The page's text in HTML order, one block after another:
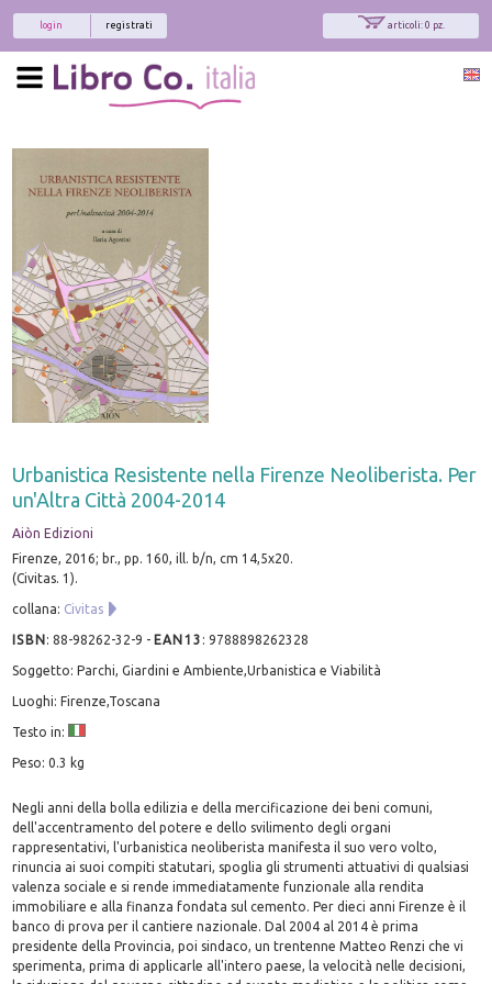
articoli: 0 pz.
registrati
login
Urbanistica Resistente nella Firenze Neoliberista. Per
un'Altra Città 2004-2014
Aiòn Edizioni
Firenze, 2016; br., pp. 160, ill. b/n, cm 14,5x20.
(Civitas. 1).
collana: Civitas
ISBN:88-98262-32-9 - EAN13 :9788898262328
Soggetto: Parchi, Giardini e Ambiente,Urbanistica e Viabilità
Luoghi: Firenze,Toscana
Testo in:
Peso: 0.3 kg
Negli anni della bolla edilizia e della mercificazione dei beni comuni,
dell'accentramento del potere e dello svilimento degli organi
rappresentativi, l'urbanistica neoliberista manifesta il suo vero volto,
rinuncia ai suoi compiti statutari, spoglia gli strumenti attuativi di qualsiasi
valenza sociale e si rende immediatamente funzionale alla rendita
immobiliare e alla finanza fondata sul cemento. Per dieci anni Firenze è il
banco di prova per il cantiere nazionale. Dal 2004 al 2014 è prima
presidente della Provincia, poi sindaco, un trentenne Matteo Renzi che vi
sperimenta, prima di applicarle all'intero paese, la velocità nelle decisioni,